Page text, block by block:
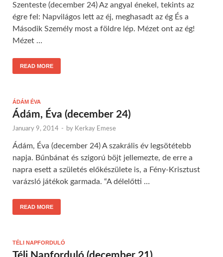
Szenteste (december 24) Az angyal énekel, tekints az
égre fel: Napvilágos lett az éj, meghasadt az ég És a
Második Személy most a földre lép. Mézet ont az ég!
Mézet …
READ MORE
ÁDÁM ÉVA
Ádám, Éva (december 24)
January 9, 2014 - by Kerkay Emese
Ádám, Éva (december 24) A szakrális év legsötétebb
napja. Bűnbánat és szigorú böjt jellemezte, de erre a
napra esett a születés előkészülete is, a Fény-Krisztust
varázsló játékok garmada. “A délelőtti …
READ MORE
TÉLI NAPFORDULÓ